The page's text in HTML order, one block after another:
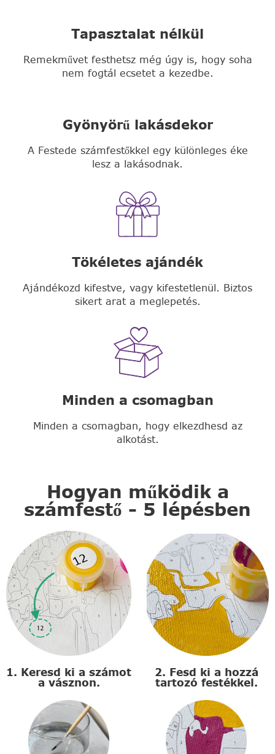
Tapasztalat nélkül
Remekművet festhetsz még úgy is, hogy soha
nem fogtál ecsetet a kezedbe.
Gyönyörű lakásdekor
A Festede számfestőkkel egy különleges éke
lesz a lakásodnak.
Tökéletes ajándék
Ajándékozd kifestve, vagy kifestetlenül. Biztos
sikert arat a meglepetés.
Minden a csomagban
Minden a csomagban, hogy elkezdhesd az
alkotást.
Hogyan működik a
számfestő - 5 lépésben
1. Keresd ki a számot
a vásznon.
2. Fesd ki a hozzá
tartozó festékkel.